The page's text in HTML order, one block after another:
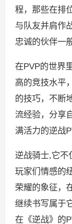
程，那些在排
与队友并肩作
忠诚的伙伴一
在PVP的世界
高的竞技水平
的技巧，不断
流经验，分享
满活力的逆战
逆战骑士,它不
玩家们情感的
荣耀的象征，
继续书写属于
在《逆战》的